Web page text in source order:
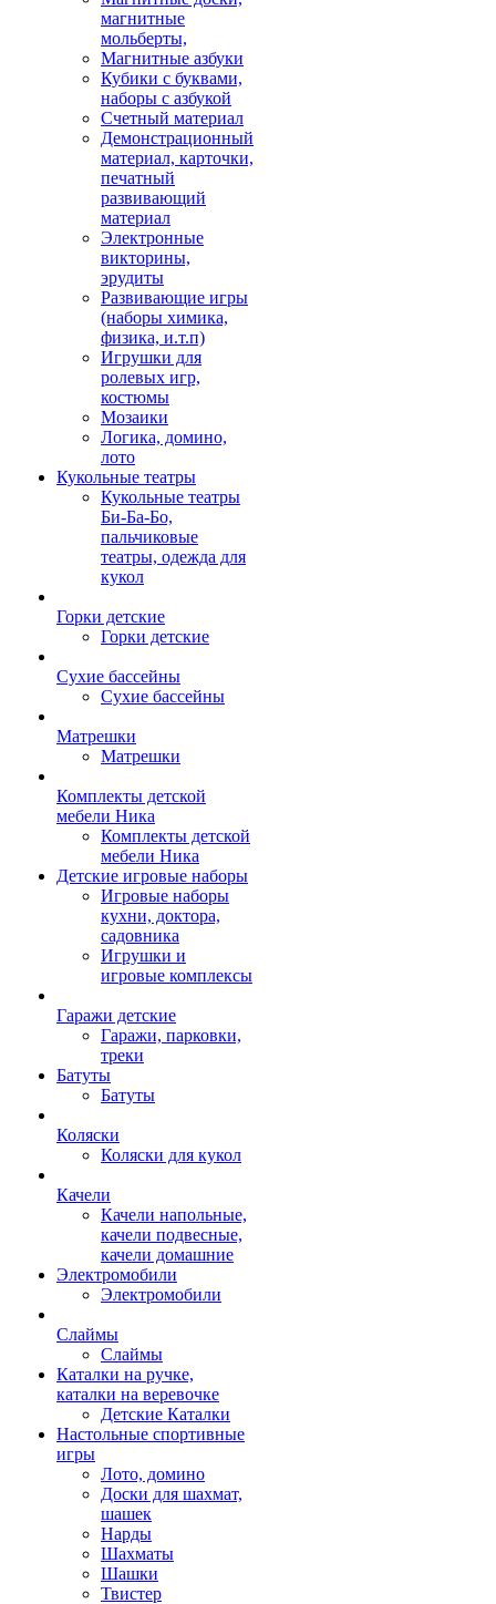
магнитные
мольберты,
Магнитные азбуки
Кубики с буквами,
наборы с азбукой
Счетный материал
Демонстрационный
материал, карточки,
печатный
развивающий
материал
Электронные
викторины,
эрудиты
Развивающие игры
(наборы химика,
физика, и.т.п)
Игрушки для
ролевых игр,
костюмы
Мозаики
Логика, домино,
лото
Кукольные театры
Кукольные театры
Би-Ба-Бо,
пальчиковые
театры, одежда для
кукол
Горки детские
Горки детские
Сухие бассейны
Сухие бассейны
Матрешки
Матрешки
Комплекты детской
мебели Ника
Комплекты детской
мебели Ника
Детские игровые наборы
Игровые наборы
кухни, доктора,
садовника
Игрушки и
игровые комплексы
Гаражи детские
Гаражи, парковки,
треки
Батуты
Батуты
Коляски
Коляски для кукол
Качели
Качели напольные,
качели подвесные,
качели домашние
Электромобили
Электромобили
Слаймы
Слаймы
Каталки на ручке,
каталки на веревочке
Детские Каталки
Настольные спортивные
игры
Лото, домино
Доски для шахмат,
шашек
Нарды
Шахматы
Шашки
Твистер